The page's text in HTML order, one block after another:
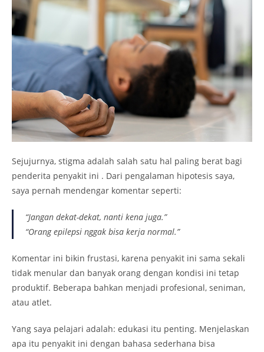
Sejujurnya, stigma adalah salah satu hal paling berat bagi
penderita penyakit ini . Dari pengalaman hipotesis saya,
saya pernah mendengar komentar seperti:
“Jangan dekat-dekat, nanti kena juga.”
“Orang epilepsi nggak bisa kerja normal.”
Komentar ini bikin frustasi, karena penyakit ini sama sekali
tidak menular dan banyak orang dengan kondisi ini tetap
produktif. Beberapa bahkan menjadi profesional, seniman,
atau atlet.
Yang saya pelajari adalah: edukasi itu penting. Menjelaskan
apa itu penyakit ini dengan bahasa sederhana bisa